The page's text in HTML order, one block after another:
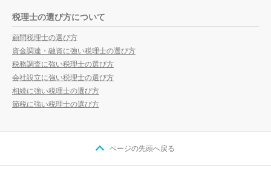
税理士の選び方について
顧問税理士の選び方
資金調達・融資に強い税理士の選び方
税務調査に強い税理士の選び方
会社設立に強い税理士の選び方
相続に強い税理士の選び方
節税に強い税理士の選び方
ページの先頭へ戻る